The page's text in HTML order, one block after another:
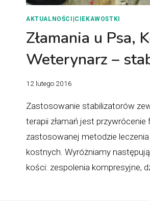
AKTUALNOŚCI |CIEKAWOSTKI
Złamania u Psa,
Weterynarz –
12 lutego 2016
Zastosowanie stabilizatorów
terapii złamań jest
zastosowanej metodzie
kostnych. Wyróżniamy
kości: zespolenia kompresyjne,